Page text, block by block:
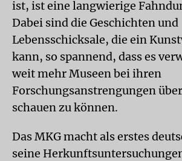
ist, ist eine langwierige
Dabei sind die Geschichten und
Lebensschicksale, die ein
kann, so spannend, dass es
weit mehr Museen bei ihren
Forschungsanstrengungen
schauen zu können.
Das MKG macht als erstes
seine